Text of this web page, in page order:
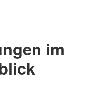
im